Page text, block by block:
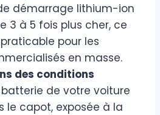
démarrage lithium-ion
3 à 5 fois plus cher, ce
pour les
en masse.
des conditions
de votre voiture
le capot, exposée à la